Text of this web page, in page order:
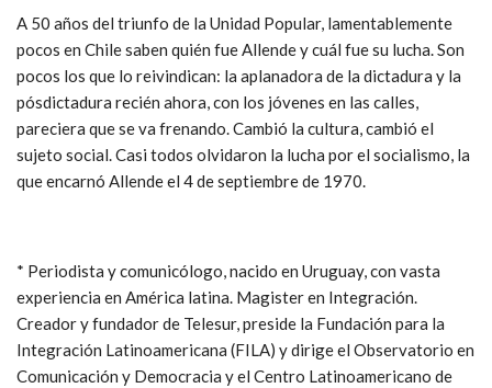
A 50 años del triunfo de la Unidad Popular, lamentablemente
pocos en Chile saben quién fue Allende y cuál fue su lucha. Son
pocos los que lo reivindican: la aplanadora de la dictadura y la
pósdictadura recién ahora, con los jóvenes en las calles,
pareciera que se va frenando. Cambió la cultura, cambió el
sujeto social. Casi todos olvidaron la lucha por el socialismo, la
que encarnó Allende el 4 de septiembre de 1970.
* Periodista y comunicólogo, nacido en Uruguay, con vasta
experiencia en América latina. Magister en Integración.
Creador y fundador de Telesur, preside la Fundación para la
Integración Latinoamericana (FILA) y dirige el Observatorio en
Comunicación y Democracia y el Centro Latinoamericano de